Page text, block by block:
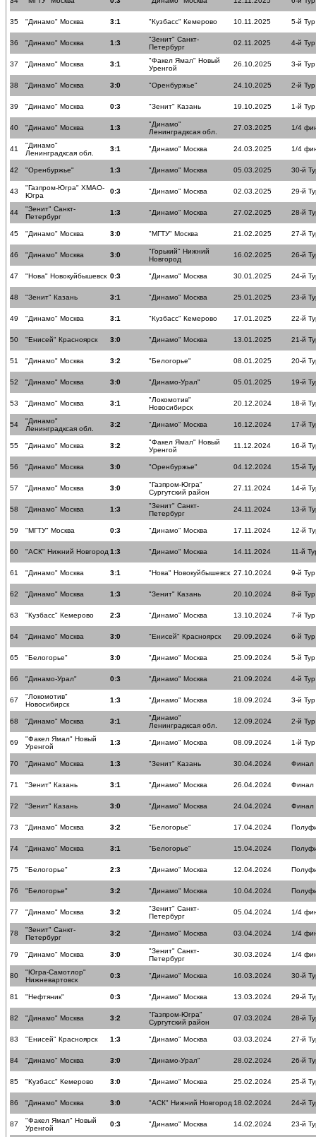
35 "Динамо" Москва 3:1 "Кузбасс" Кемерово 10.11.2025 5-й Тур
36 "Динамо" Москва 1:3
"Зенит" Санкт-
Петербург
02.11.2025 4-й Тур
37 "Динамо" Москва 3:1
"Факел Ямал" Новый
Уренгой
26.10.2025 3-й Тур
38 "Динамо" Москва 3:0 "Оренбуржье" 24.10.2025 2-й Тур
39 "Динамо" Москва 0:3 "Зенит" Казань 19.10.2025 1-й Тур
40 "Динамо" Москва 1:3
"Динамо"
Ленинградксая обл.
27.03.2025 1/4
41
"Динамо"
Ленинградксая обл.
3:1 "Динамо" Москва 24.03.2025 1/4
42 "Оренбуржье" 1:3 "Динамо" Москва 05.03.2025 30-й
43
"Газпром-Югра" ХМАО-
Югра
0:3 "Динамо" Москва 02.03.2025 29-й
44
"Зенит" Санкт-
Петербург
1:3 "Динамо" Москва 27.02.2025 28-й
45 "Динамо" Москва 3:0 "МГТУ" Москва 21.02.2025 27-й
46 "Динамо" Москва 3:0
"Горький" Нижний
Новгород
16.02.2025 26-й
47 "Нова" Новокуйбышевск 0:3 "Динамо" Москва 30.01.2025 24-й
48 "Зенит" Казань 3:1 "Динамо" Москва 25.01.2025 23-й
49 "Динамо" Москва 3:1 "Кузбасс" Кемерово 17.01.2025 22-й
50 "Енисей" Красноярск 3:0 "Динамо" Москва 13.01.2025 21-й
51 "Динамо" Москва 3:2 "Белогорье" 08.01.2025 20-й
52 "Динамо" Москва 3:0 "Динамо-Урал" 05.01.2025 19-й
53 "Динамо" Москва 3:1
"Локомотив"
Новосибирск
20.12.2024 18-й
54
"Динамо"
Ленинградксая обл.
3:2 "Динамо" Москва 16.12.2024 17-й
55 "Динамо" Москва 3:2
"Факел Ямал" Новый
Уренгой
11.12.2024 16-й
56 "Динамо" Москва 3:0 "Оренбуржье" 04.12.2024 15-й
57 "Динамо" Москва 3:0
"Газпром-Югра"
Сургутский район
27.11.2024 14-й
58 "Динамо" Москва 1:3
"Зенит" Санкт-
Петербург
24.11.2024 13-й
59 "МГТУ" Москва 0:3 "Динамо" Москва 17.11.2024 12-й
60 "АСК" Нижний Новгород 1:3 "Динамо" Москва 14.11.2024 11-й
61 "Динамо" Москва 3:1 "Нова" Новокуйбышевск 27.10.2024 9-й Тур
62 "Динамо" Москва 1:3 "Зенит" Казань 20.10.2024 8-й Тур
63 "Кузбасс" Кемерово 2:3 "Динамо" Москва 13.10.2024 7-й Тур
64 "Динамо" Москва 3:0 "Енисей" Красноярск 29.09.2024 6-й Тур
65 "Белогорье" 3:0 "Динамо" Москва 25.09.2024 5-й Тур
66 "Динамо-Урал" 0:3 "Динамо" Москва 21.09.2024 4-й Тур
67
"Локомотив"
Новосибирск
1:3 "Динамо" Москва 18.09.2024 3-й Тур
68 "Динамо" Москва 3:1
"Динамо"
Ленинградксая обл.
12.09.2024 2-й Тур
69
"Факел Ямал" Новый
Уренгой
1:3 "Динамо" Москва 08.09.2024 1-й Тур
70 "Динамо" Москва 1:3 "Зенит" Казань 30.04.2024 Финал
71 "Зенит" Казань 3:1 "Динамо" Москва 26.04.2024 Финал
72 "Зенит" Казань 3:0 "Динамо" Москва 24.04.2024 Финал
73 "Динамо" Москва 3:2 "Белогорье" 17.04.2024
74 "Динамо" Москва 3:1 "Белогорье" 15.04.2024
75 "Белогорье" 2:3 "Динамо" Москва 12.04.2024
76 "Белогорье" 3:2 "Динамо" Москва 10.04.2024
77 "Динамо" Москва 3:2
"Зенит" Санкт-
Петербург
05.04.2024 1/4
78
"Зенит" Санкт-
Петербург
3:2 "Динамо" Москва 03.04.2024 1/4
79 "Динамо" Москва 3:0
"Зенит" Санкт-
Петербург
30.03.2024 1/4
80
"Югра-Самотлор"
Нижневартовск
0:3 "Динамо" Москва 16.03.2024 30-й
81 "Нефтяник" 0:3 "Динамо" Москва 13.03.2024 29-й
82 "Динамо" Москва 3:2
"Газпром-Югра"
Сургутский район
07.03.2024 28-й
83 "Енисей" Красноярск 1:3 "Динамо" Москва 03.03.2024 27-й
84 "Динамо" Москва 3:0 "Динамо-Урал" 28.02.2024 26-й
85 "Кузбасс" Кемерово 3:0 "Динамо" Москва 25.02.2024 25-й
86 "Динамо" Москва 3:0 "АСК" Нижний Новгород 18.02.2024 24-й
87
"Факел Ямал" Новый
Уренгой
0:3 "Динамо" Москва 14.02.2024 23-й